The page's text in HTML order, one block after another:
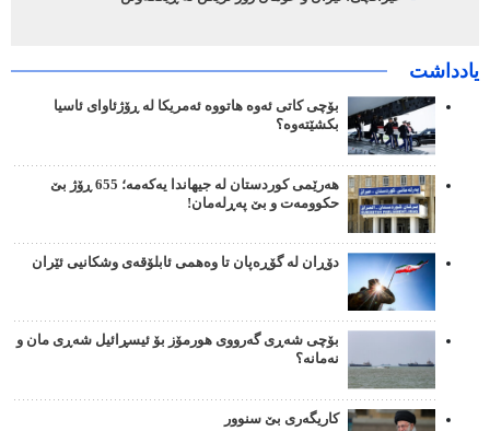
یادداشت
بۆچی کاتی ئەوە هاتووە ئەمریکا لە ڕۆژئاوای ئاسیا
بکشێتەوە؟
هەرێمی کوردستان لە جیهاندا یەکەمە؛ 655 ڕۆژ بێ
حکوومەت و بێ پەڕلەمان!
دۆڕان لە گۆڕەپان تا وەهمی ئابلۆقەی وشکانیی ئێران
بۆچی شەڕی گەرووی هورمۆز بۆ ئیسڕائیل شەڕی مان و
نەمانە؟
کاریگەری بێ سنوور